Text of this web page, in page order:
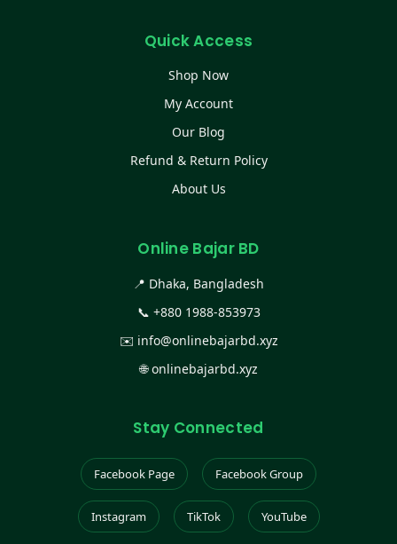
Quick Access
Shop Now
My Account
Our Blog
Refund & Return Policy
About Us
Online Bajar BD
📍 Dhaka, Bangladesh
📞 +880 1988-853973
✉️ info@onlinebajarbd.xyz
🌐onlinebajarbd.xyz
Stay Connected
Facebook Page Facebook Group
Instagram TikTok YouTube